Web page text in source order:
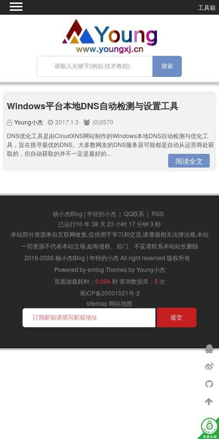
工具箱
网站搭建
关于Blog
宝塔面板
Windows平台本地DNS自动检测与设置工具
Young小杰 2017.1.3
(0)3570
DNS优化工具是由CloudXNS网站制作的Windows本地DNS自动检测与优化工
具，旨在搜寻最优的DNS。大多数网友的DNS服务器可能都是自动从运营商处获
取的，但自动获取的并不一定是最好的...
阅读全文
杨小杰Blog | 年轻的小杰 | QQ联系 | RSS
已运行10 年 38 天 23 小时 17 分钟 3 秒
本站部分资源来自互联网收集,仅供用于学习和交流,请遵循相关法律法规,本站
一切资源不代表本站立场,如有侵权、后门、不妥请联系本站站长删除
2016-2026 杨小杰Blog | 年轻的小杰 All right reserved 版权所有
Powered by emlog Themes by Young小杰
页面加载耗时： 0.004秒查询数据库： 5 次
蜀ICP备20001521号-2
sitemap 网站地图